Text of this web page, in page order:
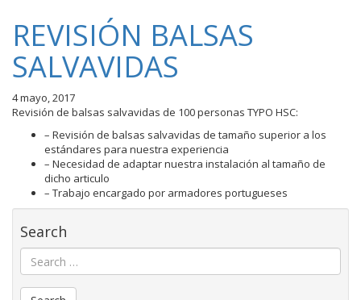
REVISIÓN BALSAS
SALVAVIDAS
4 mayo, 2017
Revisión de balsas salvavidas de 100 personas TYPO HSC:
– Revisión de balsas salvavidas de tamaño superior a los
estándares para nuestra experiencia
– Necesidad de adaptar nuestra instalación al tamaño de
dicho articulo
– Trabajo encargado por armadores portugueses
Search